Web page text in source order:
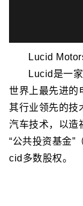
Lucid
Lucid是一
世界上最先进的
其行业领先的技
汽车技术，以造
“公共投资基金”
cid多数股权。